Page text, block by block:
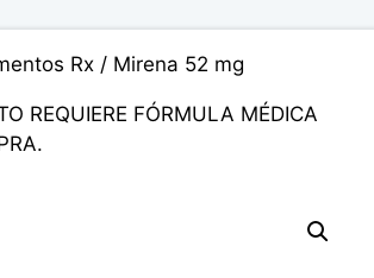
Rx / Mirena 52 mg
REQUIERE FÓRMULA MÉDICA